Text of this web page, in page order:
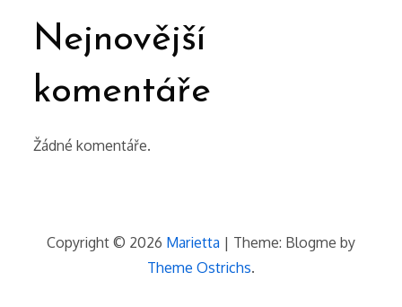
Nejnovější
komentáře
Žádné komentáře.
Copyright © 2026 Marietta | Theme: Blogme by
Theme Ostrichs.